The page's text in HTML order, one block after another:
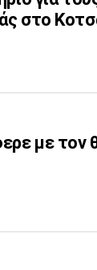
στο
με τον